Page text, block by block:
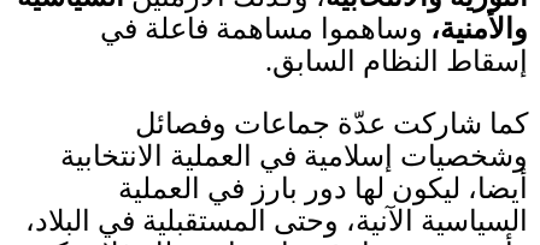
والأمنية، وساهموا مساهمة فاعلة في
إسقاط النظام السابق.
كما شاركت عدّة جماعات وفصائل
وشخصيات إسلامية في العملية الانتخابية
أيضا، ليكون لها دور بارز في العملية
السياسية الآنية، وحتى المستقبلية في البلاد،